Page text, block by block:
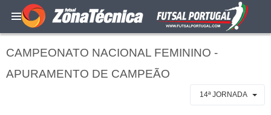
CAMPEONATO NACIONAL FEMININO -
APURAMENTO DE CAMPEÃO
14ª JORNADA